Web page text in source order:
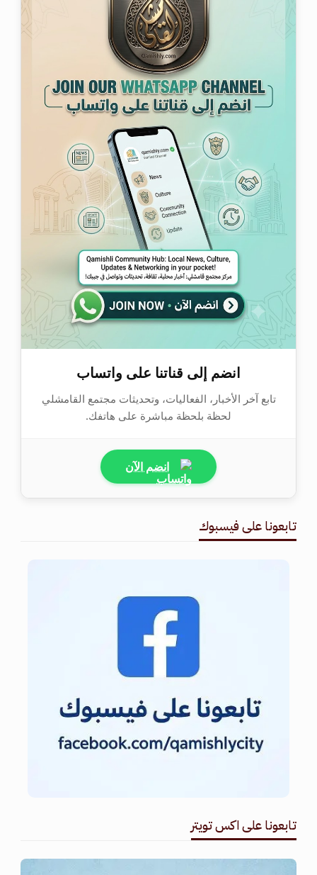
انضم إلى قناتنا على واتساب
تابع آخر الأخبار، الفعاليات، وتحديثات مجتمع القامشلي
لحظة بلحظة مباشرة على هاتفك.
انضم الآن
تابعونا على فيسبوك
تابعونا على اكس تويتر